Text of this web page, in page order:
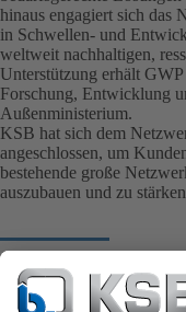
hinaus engagiert sich das
in Schwellen- und
weltweit nachhaltigen,
Unterstützung erhält
Forschung, Entwicklung
Außenministerium.
KSB hat sich dem
angeschlossen, um
bestehende große
auszubauen und zu